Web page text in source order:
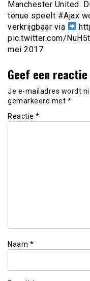
Manchester United.
tenue speelt #Ajax
verkrijgbaar via
pic.twitter.com/
mei 2017
Geef een reactie
Je e-mailadres wordt
gemarkeerd met *
Reactie *
Naam *